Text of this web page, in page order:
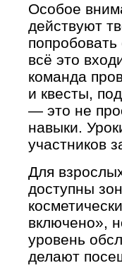
Особое
действуют
всё это
команда
и квесты,
— это не
навыки.
участников
Для
доступны
включено»,
уровень
делают